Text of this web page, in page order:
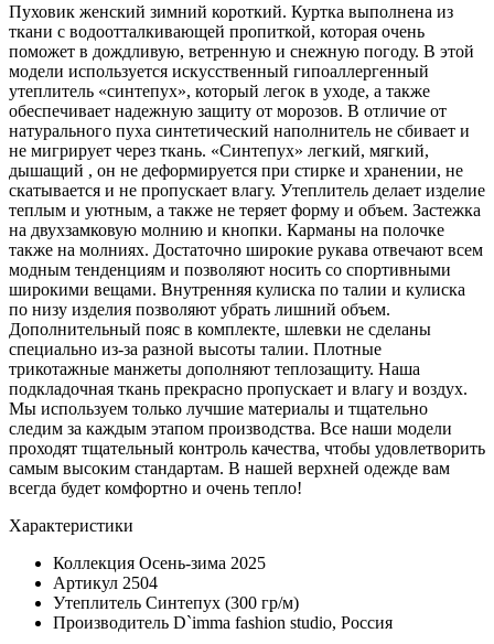
Пуховик женский зимний короткий. Куртка выполнена из
ткани с водоотталкивающей пропиткой, которая очень
поможет в дождливую, ветренную и снежную погоду. В этой
модели используется искусственный гипоаллергенный
утеплитель «синтепух», который легок в уходе, а также
обеспечивает надежную защиту от морозов. В отличие от
натурального пуха синтетический наполнитель не сбивает и
не мигрирует через ткань. «Синтепух» легкий, мягкий,
дышащий , он не деформируется при стирке и хранении, не
скатывается и не пропускает влагу. Утеплитель делает изделие
теплым и уютным, а также не теряет форму и объем. Застежка
на двухзамковую молнию и кнопки. Карманы на полочке
также на молниях. Достаточно широкие рукава отвечают всем
модным тенденциям и позволяют носить со спортивными
широкими вещами. Внутренняя кулиска по талии и кулиска
по низу изделия позволяют убрать лишний объем.
Дополнительный пояс в комплекте, шлевки не сделаны
специально из-за разной высоты талии. Плотные
трикотажные манжеты дополняют теплозащиту. Наша
подкладочная ткань прекрасно пропускает и влагу и воздух.
Мы используем только лучшие материалы и тщательно
следим за каждым этапом производства. Все наши модели
проходят тщательный контроль качества, чтобы удовлетворить
самым высоким стандартам. В нашей верхней одежде вам
всегда будет комфортно и очень тепло!
Характеристики
Коллекция Осень-зима 2025
Артикул 2504
Утеплитель Синтепух (300 гр/м)
Производитель D`imma fashion studio, Россия